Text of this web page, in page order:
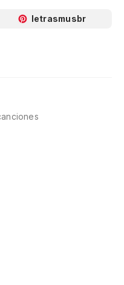
letrasmusbr